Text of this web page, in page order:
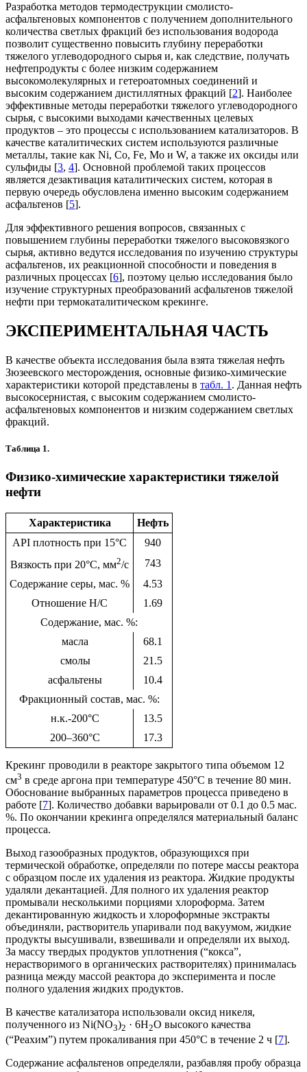
Разработка методов термодеструкции смолисто-
асфальтеновых компонентов с получением дополнительного
количества светлых фракций без использования водорода
позволит существенно повысить глубину переработки
тяжелого углеводородного сырья и, как следствие, получать
нефтепродукты с более низким содержанием
высокомолекулярных и гетероатомных соединений и
высоким содержанием дистиллятных фракций [2]. Наиболее
эффективные методы переработки тяжелого углеводородного
сырья, с высокими выходами качественных целевых
продуктов – это процессы с использованием катализаторов. В
качестве каталитических систем используются различные
металлы, такие как Ni, Co, Fe, Mo и W, а также их оксиды или
сульфиды [3, 4]. Основной проблемой таких процессов
является дезактивация каталитических систем, которая в
первую очередь обусловлена именно высоким содержанием
асфальтенов [5].
Для эффективного решения вопросов, связанных с
повышением глубины переработки тяжелого высоковязкого
сырья, активно ведутся исследования по изучению структуры
асфальтенов, их реакционной способности и поведения в
различных процессах [6], поэтому целью исследования было
изучение структурных преобразований асфальтенов тяжелой
нефти при термокаталитическом крекинге.
ЭКСПЕРИМЕНТАЛЬНАЯ ЧАСТЬ
В качестве объекта исследования была взята тяжелая нефть
Зюзеевского месторождения, основные физико-химические
характеристики которой представлены в табл. 1 . Данная нефть
высокосернистая, с высоким содержанием смолисто-
асфальтеновых компонентов и низким содержанием светлых
фракций.
Таблица 1.
Физико-химические характеристики тяжелой
нефти
Характеристика
Нефть
API плотность при 15°C
940
Вязкость при 20°C, мм2/с
743
Содержание серы, мас. %
4.53
Отношение Н/C
1.69
Содержание, мас. %:
масла
68.1
смолы
21.5
асфальтены
10.4
Фракционный состав, мас. %:
н.к.-200°C
13.5
200–360°C
17.3
Крекинг проводили в реакторе закрытого типа объемом 12
см3 в среде аргона при температуре 450°С в течение 80 мин.
Обоснование выбранных параметров процесса приведено в
работе [7]. Количество добавки варьировали от 0.1 до 0.5 мас.
%. По окончании крекинга определялся материальный баланс
процесса.
Выход газообразных продуктов, образующихся при
термической обработке, определяли по потере массы реактора
с образцом после их удаления из реактора. Жидкие продукты
удаляли декантацией. Для полного их удаления реактор
промывали несколькими порциями хлороформа. Затем
декантированную жидкость и хлороформные экстракты
объединяли, растворитель упаривали под вакуумом, жидкие
продукты высушивали, взвешивали и определяли их выход.
За массу твердых продуктов уплотнения (“кокса”,
нерастворимого в органических растворителях) принималась
разница между массой реактора до эксперимента и после
полного удаления жидких продуктов.
В качестве катализатора использовали оксид никеля,
полученного из Ni(NO3)2 · 6H2O высокого качества
(“Реахим”) путем прокаливания при 450°C в течение 2 ч [7].
Содержание асфальтенов определяли, разбавляя пробу образца